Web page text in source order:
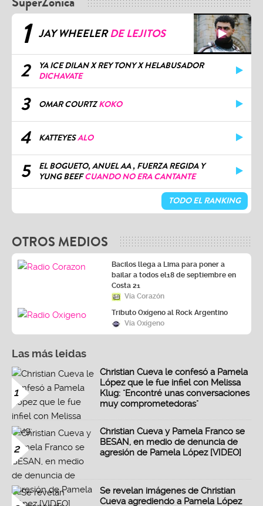
1 JAY WHEELERDE LEJITOS
2
YA ICE DILAN X REY TONY X HELABUSADOR
DICHAVATE
3 OMAR COURTZKOKO
4 KATTEYESALO
5
EL BOGUETO, ANUEL AA , FUERZA REGIDA Y
YUNG BEEFCUANDO NO ERA CANTANTE
TODO EL RANKING
OTROS MEDIOS
Bacilos llega a Lima para poner a
bailar a todos el18 de septiembre en
Costa 21
Vía Corazón
Tributo Oxígeno al Rock Argentino
Vía Oxígeno
Las más leidas
1
Christian Cueva le confesó a Pamela
López que le fue infiel con Melissa
Klug: "Encontré unas conversaciones
muy comprometedoras"
2
Christian Cueva y Pamela Franco se
BESAN, en medio de denuncia de
agresión de Pamela López [VIDEO]
Se revelan imágenes de Christian
Cueva agrediendo a Pamela López